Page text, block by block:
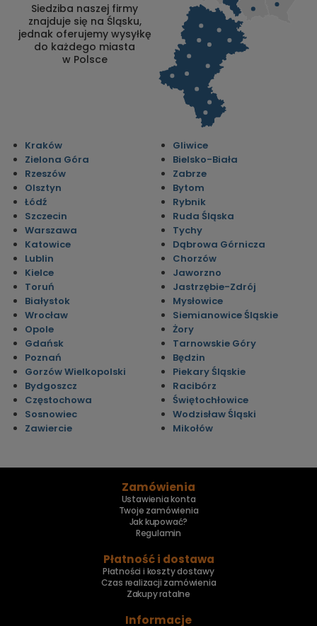
Siedziba naszej firmy
znajduje się na Śląsku,
jednak oferujemy wysyłkę
do każdego miasta
w Polsce
Kraków
Zielona Góra
Rzeszów
Olsztyn
Łódź
Szczecin
Warszawa
Katowice
Lublin
Kielce
Toruń
Białystok
Wrocław
Opole
Gdańsk
Poznań
Gorzów Wielkopolski
Bydgoszcz
Częstochowa
Sosnowiec
Zawiercie
Gliwice
Bielsko-Biała
Zabrze
Bytom
Rybnik
Ruda Śląska
Tychy
Dąbrowa Górnicza
Chorzów
Jaworzno
Jastrzębie-Zdrój
Mysłowice
Siemianowice Śląskie
Żory
Tarnowskie Góry
Będzin
Piekary Śląskie
Racibórz
Świętochłowice
Wodzisław Śląski
Mikołów
Zamówienia
Ustawienia konta
Twoje zamówienia
Jak kupować?
Regulamin
Płatność i dostawa
Płatności i koszty dostawy
Czas realizacji zamówienia
Zakupy ratalne
Informacje